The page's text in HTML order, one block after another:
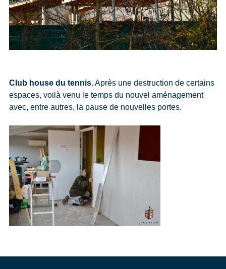
Club house du tennis.Après une destruction de certains
espaces, voilà venu le temps du nouvel aménagement
avec, entre autres, la pause de nouvelles portes.